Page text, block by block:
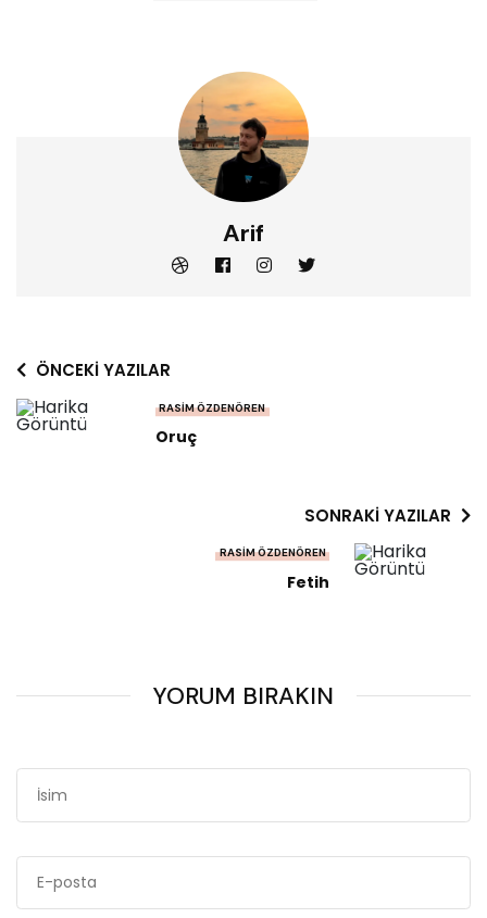
Arif
ÖNCEKI YAZILAR
RASIM ÖZDENÖREN
Oruç
SONRAKI YAZILAR
RASIM ÖZDENÖREN
Fetih
YORUM BIRAKIN